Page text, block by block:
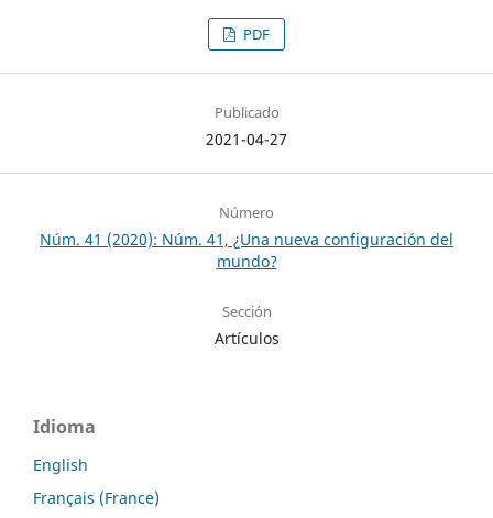
PDF
Publicado
2021-04-27
Número
Núm. 41 (2020): Núm. 41, ¿Una nueva configuración del
mundo?
Sección
Artículos
Idioma
English
Français (France)